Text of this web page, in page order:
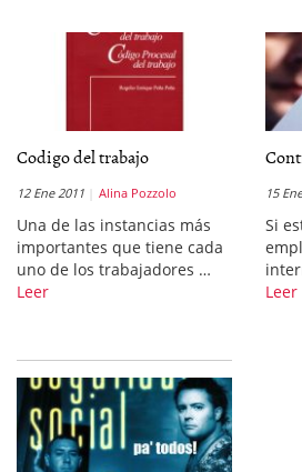
Codigo del trabajo
12 Ene 2011 Alina Pozzolo
Una de las instancias más
importantes que tiene cada
uno de los trabajadores …
Leer
15
Si
Leer